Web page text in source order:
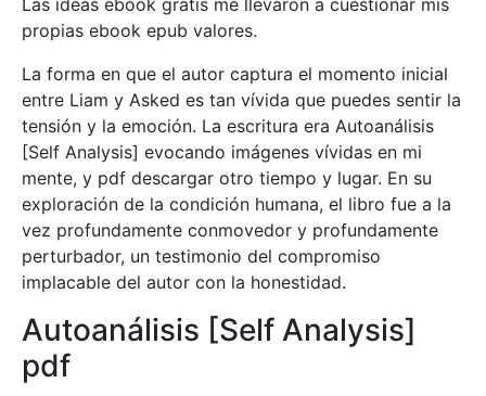
propias ebook epub valores.
La forma en que el autor captura el momento inicial
entre Liam y Asked es tan vívida que puedes sentir la
tensión y la emoción. La escritura era Autoanálisis
[Self Analysis] evocando imágenes vívidas en mi
mente, y pdf descargar otro tiempo y lugar. En su
exploración de la condición humana, el libro fue a la
vez profundamente conmovedor y profundamente
perturbador, un testimonio del compromiso
implacable del autor con la honestidad.
Autoanálisis [Self Analysis]
pdf